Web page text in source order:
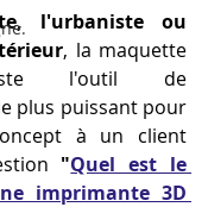
l'urbaniste ou
, la maquette
l'outil de
plus puissant pour
à un client
"Quel est le
imprimante 3D